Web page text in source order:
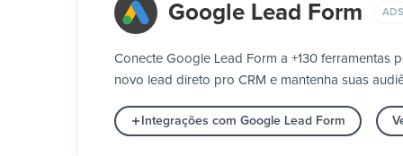
Google Lead Form
Conecte Google Lead Form a +130 ferramentas
novo lead direto pro CRM e mantenha suas
Integrações com Google Lead Form